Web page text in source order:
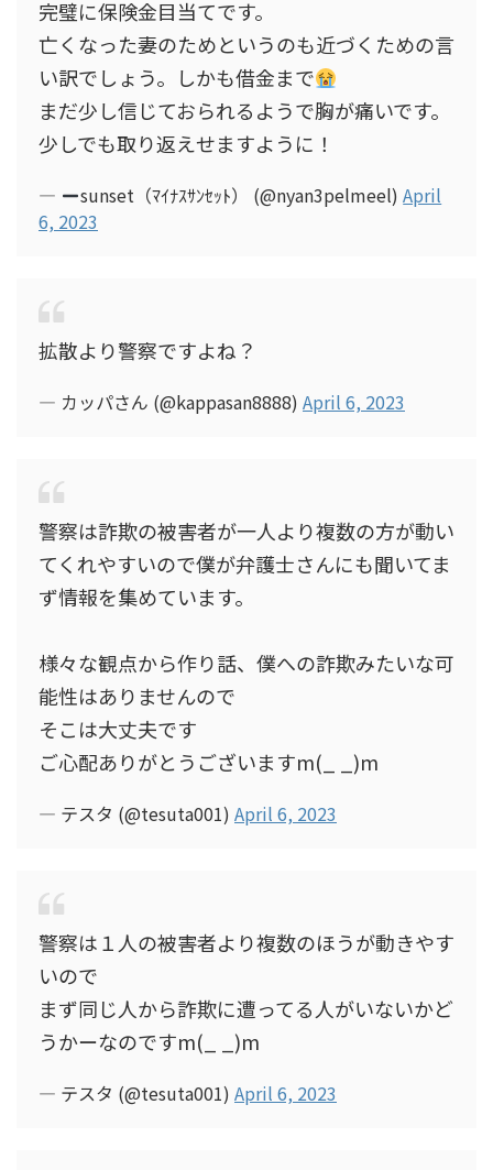
完璧に保険金目当てです。
亡くなった妻のためというのも近づくための言
い訳でしょう。しかも借金まで
まだ少し信じておられるようで胸が痛いです。
少しでも取り返えせますように！
— sunset（ﾏｲﾅｽｻﾝｾｯﾄ） (@nyan3pelmeel)April
6, 2023
拡散より警察ですよね？
— カッパさん (@kappasan8888) April 6, 2023
警察は詐欺の被害者が一人より複数の方が動い
てくれやすいので僕が弁護士さんにも聞いてま
ず情報を集めています。
様々な観点から作り話、僕への詐欺みたいな可
能性はありませんので
そこは大丈夫です
ご心配ありがとうございますm(_ _)m
— テスタ (@tesuta001) April 6, 2023
警察は１人の被害者より複数のほうが動きやす
いので
まず同じ人から詐欺に遭ってる人がいないかど
うかーなのですm(_ _)m
— テスタ (@tesuta001) April 6, 2023